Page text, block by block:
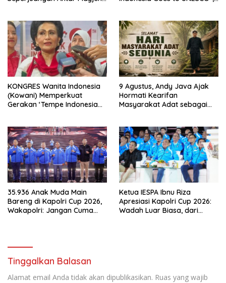
Terakhir
KONGRES Wanita Indonesia
(Kowani) Memperkuat
Gerakan ‘Tempe Indonesia
9 Agustus, Andy Java Ajak
Hormati Kearifan
Masyarakat Adat sebagai
35.936 Anak Muda Main
Bareng di Kapolri Cup 2026,
Wakapolri: Jangan Cuma
Ketua IESPA Ibnu Riza
Apresiasi Kapolri Cup 2026:
Wadah Luar Biasa, dari
Tinggalkan Balasan
Alamat email Anda tidak akan dipublikasikan. Ruas yang wajib